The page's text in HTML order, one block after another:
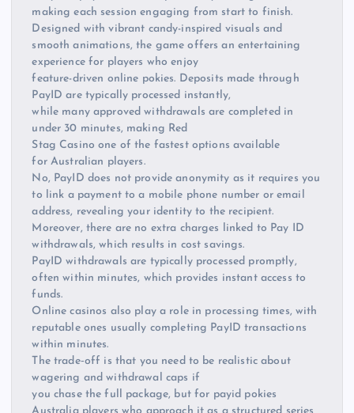
making each session engaging from start to finish.
Designed with vibrant candy-inspired visuals and
smooth animations, the game offers an entertaining
experience for players who enjoy
feature-driven online pokies. Deposits made through
PayID are typically processed instantly,
while many approved withdrawals are completed in
under 30 minutes, making Red
Stag Casino one of the fastest options available
for Australian players.
No, PayID does not provide anonymity as it requires you
to link a payment to a mobile phone number or email
address, revealing your identity to the recipient.
Moreover, there are no extra charges linked to Pay ID
withdrawals, which results in cost savings.
PayID withdrawals are typically processed promptly,
often within minutes, which provides instant access to
funds.
Online casinos also play a role in processing times, with
reputable ones usually completing PayID transactions
within minutes.
The trade‑off is that you need to be realistic about
wagering and withdrawal caps if
you chase the full package, but for payid pokies